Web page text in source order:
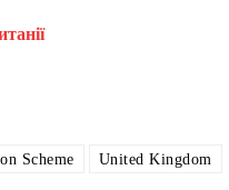
Scheme
United Kingdom